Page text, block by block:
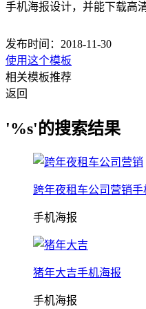
手机海报设计，并能下载高
发布时间：2018-11-30
使用这个模板
相关模板推荐
返回
'%s'的搜索结果
跨年夜租车公司营销手
手机海报
猪年大吉手机海报
手机海报